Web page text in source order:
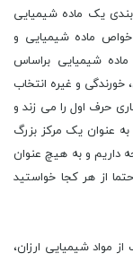
یک ماده شیمیایی
ماده شیمیایی و
شیمیایی براساس
و غیره انتخاب
حرف اول را می زند و
عنوان یک مرکز بزرگ
داریم و به هیچ عنوان
از هر کجا خواستید
مواد شیمیایی ارزان،